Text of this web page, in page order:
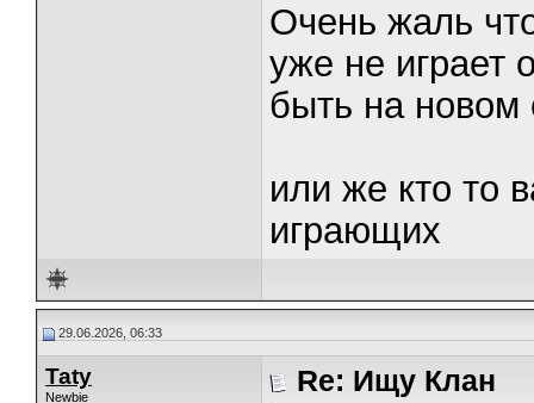
Очень жаль
уже не играет
быть на новом
или же кто то
играющих
29.06.2026, 06:33
Taty
Newbie Re: Ищу Клан